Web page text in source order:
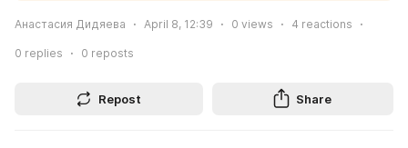
Анастасия Дидяева April 8, 12:39 0 views 4 reactions
0 replies 0 reposts
Repost Share